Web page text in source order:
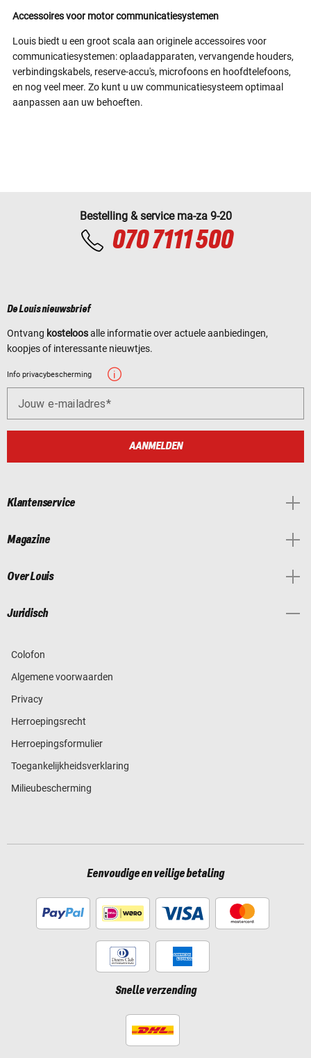
Accessoires voor motor communicatiesystemen
Louis biedt u een groot scala aan originele accessoires voor
communicatiesystemen: oplaadapparaten, vervangende houders,
verbindingskabels, reserve-accu's, microfoons en hoofdtelefoons,
en nog veel meer. Zo kunt u uw communicatiesysteem optimaal
aanpassen aan uw behoeften.
Bestelling & service ma-za 9-20
070 7111 500
De Louis nieuwsbrief
Ontvang kosteloosalle informatie over actuele aanbiedingen,
koopjes of interessante nieuwtjes.
Info privacybescherming
Jouw e-mailadres
AANMELDEN
Klantenservice
Magazine
Over Louis
Juridisch
Colofon
Algemene voorwaarden
Privacy
Herroepingsrecht
Herroepingsformulier
Toegankelijkheidsverklaring
Milieubescherming
Eenvoudige en veilige betaling
Snelle verzending